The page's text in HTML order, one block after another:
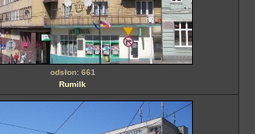
odsłon: 661
Rumilk